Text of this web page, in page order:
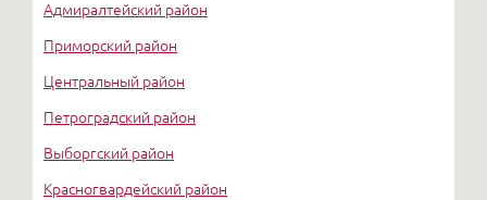
Адмиралтейский район
Приморский район
Центральный район
Петроградский район
Выборгский район
Красногвардейский район